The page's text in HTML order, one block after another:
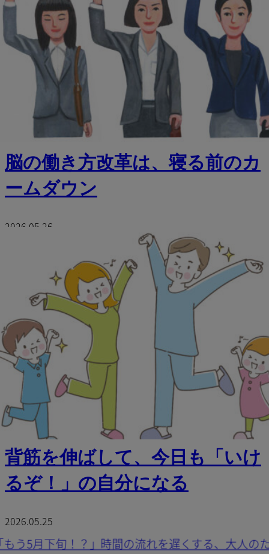
脳の働き方改革は、寝る前のカ
ームダウン
2026.05.26
背筋を伸ばして、今日も「いけ
るぞ！」の自分になる
2026.05.25